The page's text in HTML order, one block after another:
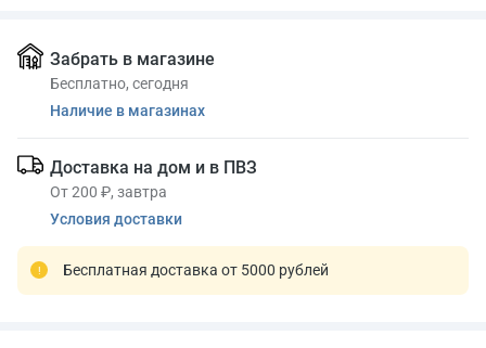
Забрать в магазине
Бесплатно, сегодня
Наличие в магазинах
Доставка на дом и в ПВЗ
От 200 ₽, завтра
Условия доставки
Бесплатная доставка от 5000 рублей